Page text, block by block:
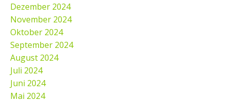
Dezember 2024
November 2024
Oktober 2024
September 2024
August 2024
Juli 2024
Juni 2024
Mai 2024